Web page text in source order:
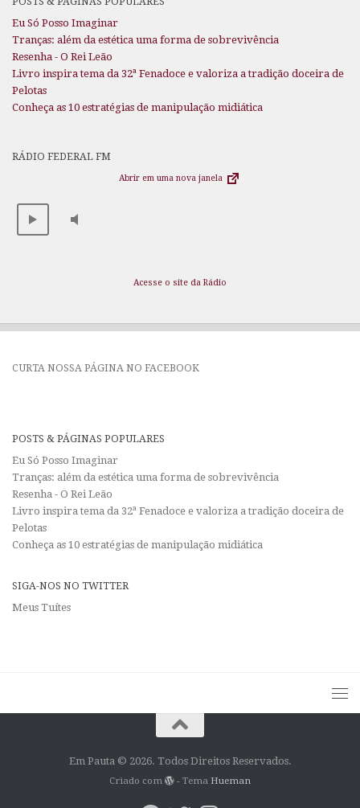
Eu Só Posso Imaginar
Tranças: além da estética uma forma de sobrevivência
Resenha - O Rei Leão
Livro inspira tema da 32ª Fenadoce e valoriza a tradição doceira de
Pelotas
Conheça as 10 estratégias de manipulação midiática
RÁDIO FEDERAL FM
Abrir em uma nova janela
Acesse o site da Rádio
CURTA NOSSA PÁGINA NO FACEBOOK
POSTS & PÁGINAS POPULARES
Eu Só Posso Imaginar
Tranças: além da estética uma forma de sobrevivência
Resenha - O Rei Leão
Livro inspira tema da 32ª Fenadoce e valoriza a tradição doceira de
Pelotas
Conheça as 10 estratégias de manipulação midiática
SIGA-NOS NO TWITTER
Meus Tuítes
Em Pauta © 2026. Todos Direitos Reservados.
Criado com - Tema Hueman